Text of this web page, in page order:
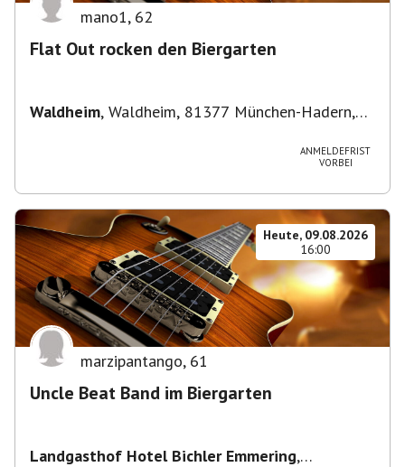
mano1, 62
Flat Out rocken den Biergarten
Waldheim, Waldheim, 81377 München-Hadern,
ANMELDEFRIST
VORBEI
Heute, 09.08.2026
16:00
marzipantango, 61
Uncle Beat Band im Biergarten
Landgasthof Hotel Bichler Emmering,